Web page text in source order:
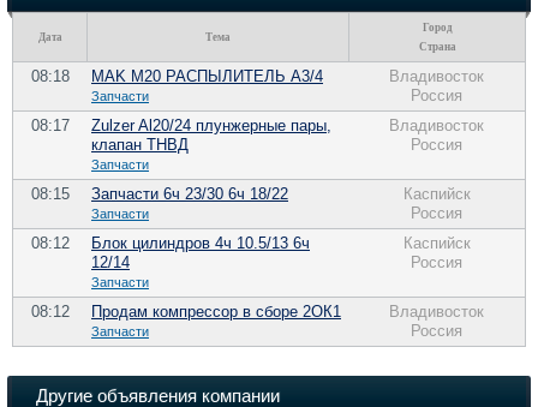
Дата Тема
Город
Страна
08:18 MAK M20 РАСПЫЛИТЕЛЬ A3/4
Запчасти
Владивосток
Россия
08:17
Zulzer Al20/24 плунжерные пары,
клапан ТНВД
Запчасти
Владивосток
Россия
08:15 Запчасти 6ч 23/30 6ч 18/22
Запчасти
Каспийск
Россия
08:12
Блок цилиндров 4ч 10.5/13 6ч
12/14
Запчасти
Каспийск
Россия
08:12 Продам компрессор в сборе 2ОК1
Запчасти
Владивосток
Россия
Другие объявления компании